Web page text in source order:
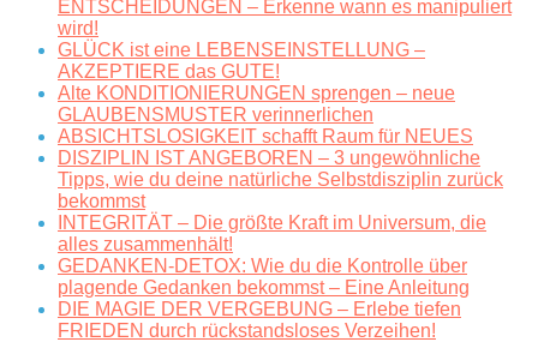
ENTSCHEIDUNGEN – Erkenne wann es manipuliert
wird!
GLÜCK ist eine LEBENSEINSTELLUNG –
AKZEPTIERE das GUTE!
Alte KONDITIONIERUNGEN sprengen – neue
GLAUBENSMUSTER verinnerlichen
ABSICHTSLOSIGKEIT schafft Raum für NEUES
DISZIPLIN IST ANGEBOREN – 3 ungewöhnliche
Tipps, wie du deine natürliche Selbstdisziplin zurück
bekommst
INTEGRITÄT – Die größte Kraft im Universum, die
alles zusammenhält!
GEDANKEN-DETOX: Wie du die Kontrolle über
plagende Gedanken bekommst – Eine Anleitung
DIE MAGIE DER VERGEBUNG – Erlebe tiefen
FRIEDEN durch rückstandsloses Verzeihen!